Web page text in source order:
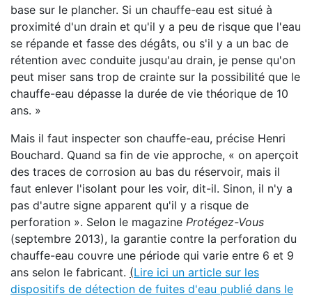
base sur le plancher. Si un chauffe-eau est situé à
proximité d'un drain et qu'il y a peu de risque que l'eau
se répande et fasse des dégâts, ou s'il y a un bac de
rétention avec conduite jusqu'au drain, je pense qu'on
peut miser sans trop de crainte sur la possibilité que le
chauffe-eau dépasse la durée de vie théorique de 10
ans. »
Mais il faut inspecter son chauffe-eau, précise Henri
Bouchard. Quand sa fin de vie approche, « on aperçoit
des traces de corrosion au bas du réservoir, mais il
faut enlever l'isolant pour les voir, dit-il. Sinon, il n'y a
pas d'autre signe apparent qu'il y a risque de
perforation ». Selon le magazine Protégez-Vous
(septembre 2013), la garantie contre la perforation du
chauffe-eau couvre une période qui varie entre 6 et 9
ans selon le fabricant. (Lire ici un article sur les
dispositifs de détection de fuites d'eau publié dans le